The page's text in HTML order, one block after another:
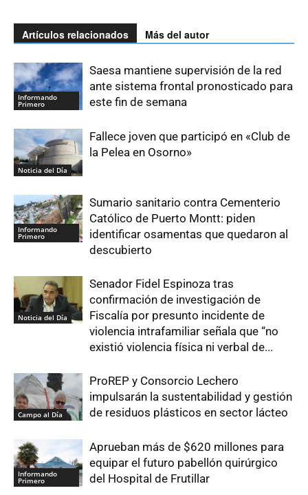
Artículos relacionados Más del autor
Informando
Primero
Saesa mantiene supervisión de la red
ante sistema frontal pronosticado para
este fin de semana
Noticia del Día
Fallece joven que participó en «Club de
la Pelea en Osorno»
Informando
Primero
Sumario sanitario contra Cementerio
Católico de Puerto Montt: piden
identificar osamentas que quedaron al
descubierto
Noticia del Día
Senador Fidel Espinoza tras
confirmación de investigación de
Fiscalía por presunto incidente de
violencia intrafamiliar señala que “no
existió violencia física ni verbal de...
Campo al Día
ProREP y Consorcio Lechero
impulsarán la sustentabilidad y gestión
de residuos plásticos en sector lácteo
Informando
Primero
Aprueban más de $620 millones para
equipar el futuro pabellón quirúrgico
del Hospital de Frutillar